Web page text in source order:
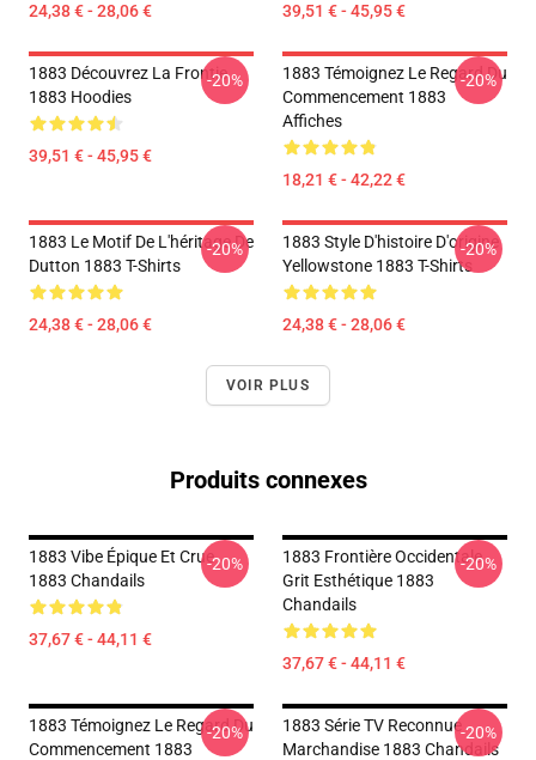
24,38 € - 28,06 € 39,51 € - 45,95 €
1883 Découvrez La Frontie
1883 Hoodies
39,51 € - 45,95 €
-20%
1883 Témoignez Le Regard Du
Commencement 1883
Affiches
18,21 € - 42,22 €
-20%
1883 Le Motif De L'héritage De
Dutton 1883 T-Shirts
24,38 € - 28,06 €
-20%
1883 Style D'histoire D'origine
Yellowstone 1883 T-Shirts
24,38 € - 28,06 €
-20%
VOIR PLUS
Produits connexes
1883 Vibe Épique Et Crue
1883 Chandails
37,67 € - 44,11 €
-20%
1883 Frontière Occidentale
Grit Esthétique 1883
Chandails
37,67 € - 44,11 €
-20%
1883 Témoignez Le Regard Du
Commencement 1883
-20%
1883 Série TV Reconnue
Marchandise 1883 Chandails
-20%